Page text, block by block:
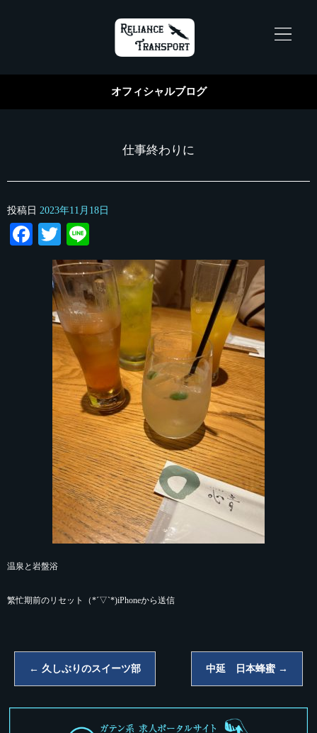
オフィシャルブログ
仕事終わりに
投稿日 2023年11月18日
Facebook
Twitter
温泉と岩盤浴
繁忙期前のリセット（*´▽`*)iPhoneから送信
← 久しぶりのスイーツ部 中延 日本蜂蜜 →